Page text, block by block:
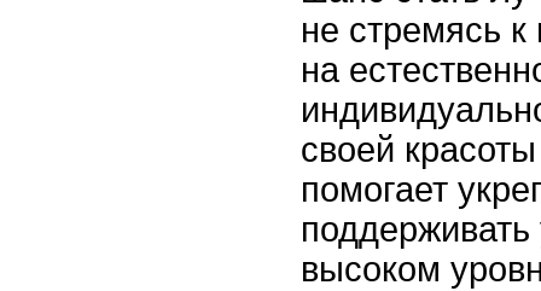
не стремясь
на
своей
помогает
поддерживать
высоком